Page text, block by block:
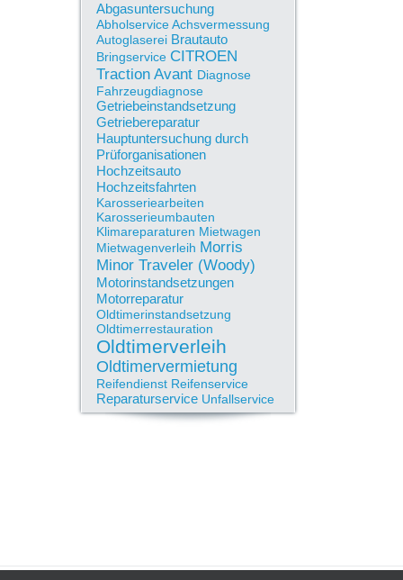
Abgasuntersuchung
AbholserviceAchsvermessung
Autoglaserei Brautauto
Bringservice CITROEN
Traction Avant Diagnose
Fahrzeugdiagnose
Getriebeinstandsetzung
Getriebereparatur
Hauptuntersuchung durch
Prüforganisationen
Hochzeitsauto
Hochzeitsfahrten
Karosseriearbeiten
Karosserieumbauten
Klimareparaturen Mietwagen
Mietwagenverleih Morris
Minor Traveler (Woody)
Motorinstandsetzungen
Motorreparatur
Oldtimerinstandsetzung
Oldtimerrestauration
Oldtimerverleih
Oldtimervermietung
Reifendienst Reifenservice
Reparaturservice Unfallservice